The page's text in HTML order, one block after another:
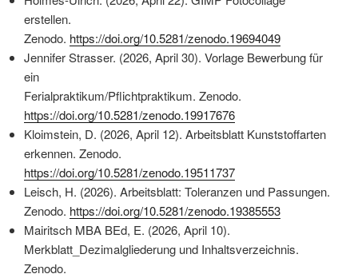
erstellen.
Zenodo. https://doi.org/10.5281/zenodo.19694049
Jennifer Strasser. (2026, April 30). Vorlage Bewerbung für
ein
Ferialpraktikum/Pflichtpraktikum. Zenodo.
https://doi.org/10.5281/zenodo.19917676
Kloimstein, D. (2026, April 12). Arbeitsblatt Kunststoffarten
erkennen. Zenodo.
https://doi.org/10.5281/zenodo.19511737
Leisch, H. (2026). Arbeitsblatt: Toleranzen und Passungen.
Zenodo. https://doi.org/10.5281/zenodo.19385553
Mairitsch MBA BEd, E. (2026, April 10).
Merkblatt_Dezimalgliederung und Inhaltsverzeichnis.
Zenodo.